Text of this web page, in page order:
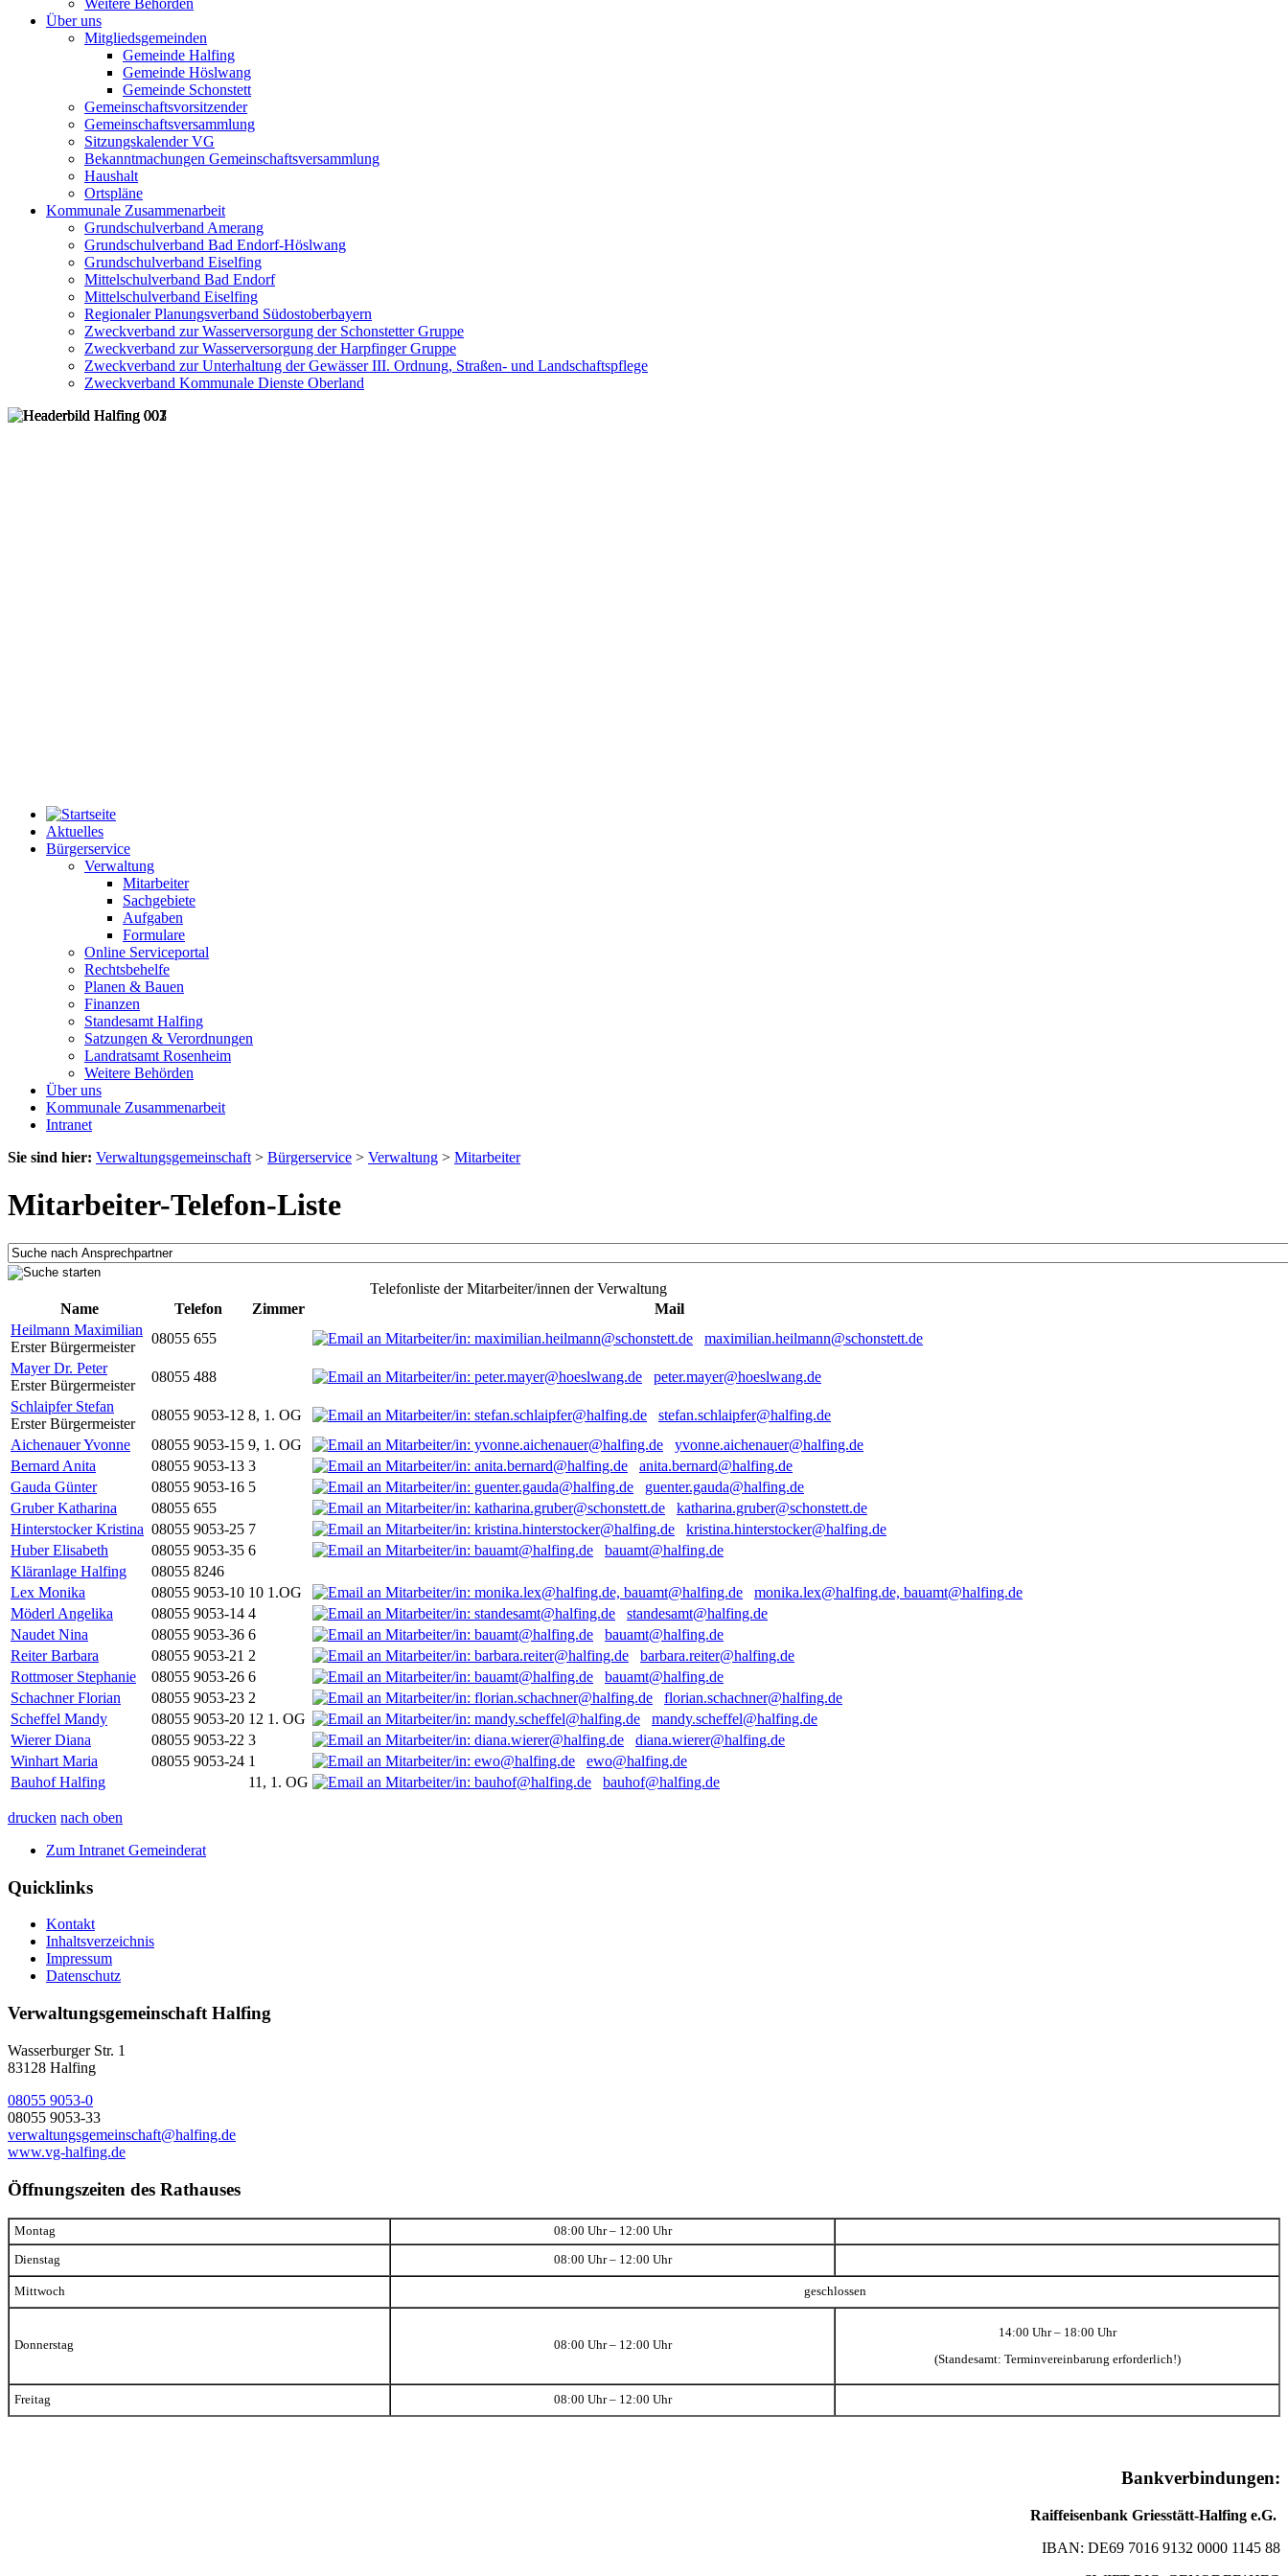
Weitere Behörden
Über uns
Mitgliedsgemeinden
Gemeinde Halfing
Gemeinde Höslwang
Gemeinde Schonstett
Gemeinschaftsvorsitzender
Gemeinschaftsversammlung
Sitzungskalender VG
Bekanntmachungen Gemeinschaftsversammlung
Haushalt
Ortspläne
Kommunale Zusammenarbeit
Grundschulverband Amerang
Grundschulverband Bad Endorf-Höslwang
Grundschulverband Eiselfing
Mittelschulverband Bad Endorf
Mittelschulverband Eiselfing
Regionaler Planungsverband Südostoberbayern
Zweckverband zur Wasserversorgung der Schonstetter Gruppe
Zweckverband zur Wasserversorgung der Harpfinger Gruppe
Zweckverband zur Unterhaltung der Gewässer III. Ordnung, Straßen- und Landschaftspflege
Zweckverband Kommunale Dienste Oberland
Aktuelles
Bürgerservice
Verwaltung
Mitarbeiter
Sachgebiete
Aufgaben
Formulare
Online Serviceportal
Rechtsbehelfe
Planen & Bauen
Finanzen
Standesamt Halfing
Satzungen & Verordnungen
Landratsamt Rosenheim
Weitere Behörden
Über uns
Kommunale Zusammenarbeit
Intranet
Sie sind hier: Verwaltungsgemeinschaft > Bürgerservice > Verwaltung > Mitarbeiter
Mitarbeiter-Telefon-Liste
Telefonliste der Mitarbeiter/innen der Verwaltung
Name
Telefon Zimmer
Mail
Heilmann Maximilian
Erster Bürgermeister
08055 655
maximilian.heilmann@schonstett.de
Mayer Dr. Peter
Erster Bürgermeister
08055 488
peter.mayer@hoeslwang.de
Schlaipfer Stefan
Erster Bürgermeister
08055 9053-12 8, 1. OG
stefan.schlaipfer@halfing.de
Aichenauer Yvonne
08055 9053-15 9, 1. OG
yvonne.aichenauer@halfing.de
Bernard Anita
08055 9053-13 3
anita.bernard@halfing.de
Gauda Günter
08055 9053-16 5
guenter.gauda@halfing.de
Gruber Katharina
08055 655
katharina.gruber@schonstett.de
Hinterstocker Kristina 08055 9053-25 7
kristina.hinterstocker@halfing.de
Huber Elisabeth
08055 9053-35 6
bauamt@halfing.de
Kläranlage Halfing
08055 8246
Lex Monika
08055 9053-10 10 1.OG
monika.lex@halfing.de, bauamt@halfing.de
Möderl Angelika
08055 9053-14 4
standesamt@halfing.de
Naudet Nina
08055 9053-36 6
bauamt@halfing.de
Reiter Barbara
08055 9053-21 2
barbara.reiter@halfing.de
Rottmoser Stephanie
08055 9053-26 6
bauamt@halfing.de
Schachner Florian
08055 9053-23 2
florian.schachner@halfing.de
Scheffel Mandy
08055 9053-20 12 1. OG
mandy.scheffel@halfing.de
Wierer Diana
08055 9053-22 3
diana.wierer@halfing.de
Winhart Maria
08055 9053-24 1
ewo@halfing.de
Bauhof Halfing
11, 1. OG bauhof@halfing.de
drucken nach oben
Zum Intranet Gemeinderat
Quicklinks
Kontakt
Inhaltsverzeichnis
Impressum
Datenschutz
Verwaltungsgemeinschaft Halfing
Wasserburger Str. 1
83128 Halfing
08055 9053-0
08055 9053-33
verwaltungsgemeinschaft@halfing.de
www.vg-halfing.de
Öffnungszeiten des Rathauses
Montag 08:00 Uhr – 12:00 Uhr
Dienstag 08:00 Uhr – 12:00 Uhr
Mittwoch geschlossen
Donnerstag 08:00 Uhr – 12:00 Uhr
14:00 Uhr – 18:00 Uhr
(Standesamt: Terminvereinbarung erforderlich!)
Freitag 08:00 Uhr – 12:00 Uhr
Bankverbindungen:
Raiffeisenbank Griesstätt-Halfing e.G.
IBAN: DE69 7016 9132 0000 1145 88